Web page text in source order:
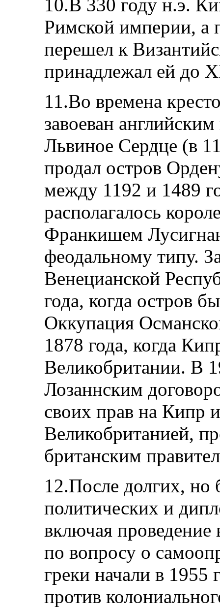
10.В 330 году н.э.
Римской империи, а
перешел к
принадлежал ей до
11.Во времена
завоеван
Львиное Сердце (в
продал остров
между 1192 и 1489
располагалось
Франкишем
феодальному типу.
Венецианской
года, когда остров
Оккупация
1878 года, когда
Великобритании. В
Лозаннским
своих прав на Кипр
Великобританией,
британским
12.После долгих,
политических и
включая проведение
по вопросу о
греки начали в
против